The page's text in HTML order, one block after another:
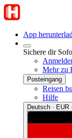
App
Sichere dir
Mehr zu
Posteingang
Reisen
Hilfe
Deutsch · EUR